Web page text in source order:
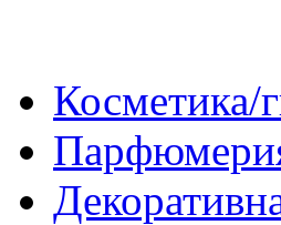
Косметика/